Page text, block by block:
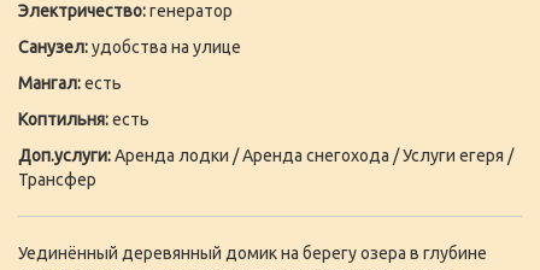
Электричество:генератор
Санузел:удобства на улице
Мангал:есть
Коптильня:есть
Доп.услуги:Аренда лодки / Аренда снегохода / Услуги егеря /
Трансфер
Уединённый деревянный домик на берегу озера в глубине